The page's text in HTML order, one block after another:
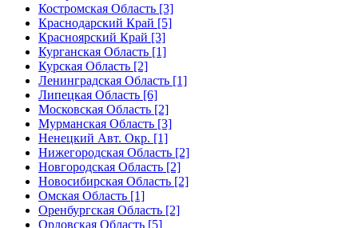
Костромская Область [3]
Краснодарский Край [5]
Красноярский Край [3]
Курганская Область [1]
Курская Область [2]
Ленинградская Область [1]
Липецкая Область [6]
Московская Область [2]
Мурманская Область [3]
Ненецкий Авт. Окр. [1]
Нижегородская Область [2]
Новгородская Область [2]
Новосибирская Область [2]
Омская Область [1]
Оренбургская Область [2]
Орловская Область [5]